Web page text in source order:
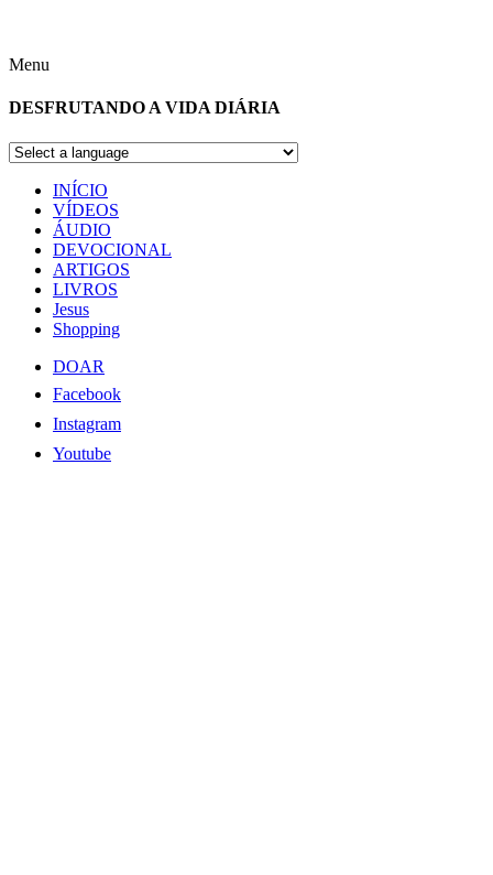
Menu
DESFRUTANDO A VIDA DIÁRIA
INÍCIO
VÍDEOS
ÁUDIO
DEVOCIONAL
ARTIGOS
LIVROS
Jesus
Shopping
DOAR
Facebook
Instagram
Youtube